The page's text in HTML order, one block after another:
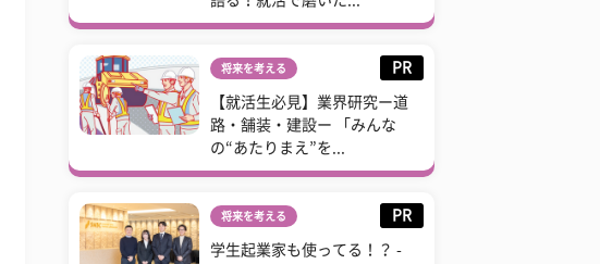
将来を考える PR
【就活生必見】業界研究ー道
路・舗装・建設ー 「みんな
の“あたりまえ”を...
将来を考える PR
学生起業家も使ってる！？ -